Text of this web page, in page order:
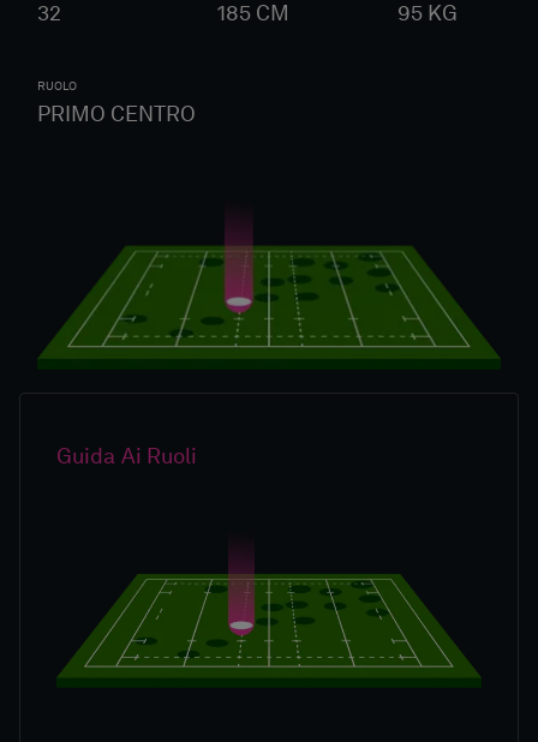
32 185 CM 95 KG
RUOLO
PRIMO CENTRO
Guida Ai Ruoli